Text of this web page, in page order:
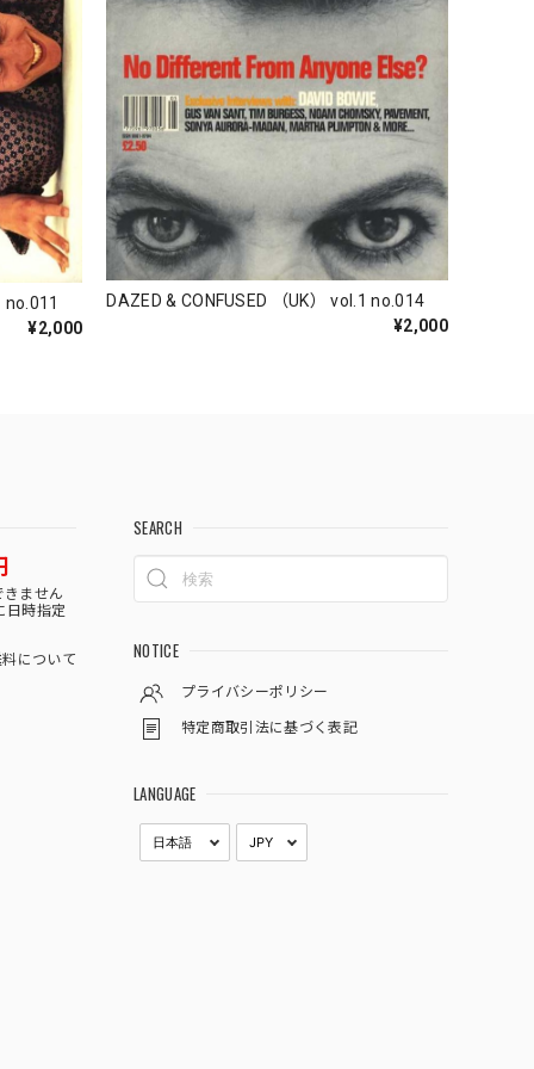
no.011
¥2,000
DAZED & CONFUSED （UK） vol.1 no.014
¥2,000
きません
日時指定
について
SEARCH
NOTICE
プライバシーポリシー
特定商取引法に基づく表記
LANGUAGE